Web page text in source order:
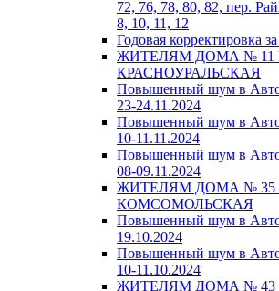
72, 76, 78, 80, 82, пер.
8, 10, 11, 12
Годовая корректировка
ЖИТЕЛЯМ ДОМА № 11
КРАСНОУРАЛЬСКАЯ
Повышенный шум в
23-24.11.2024
Повышенный шум в
10-11.11.2024
Повышенный шум в
08-09.11.2024
ЖИТЕЛЯМ ДОМА № 35
КОМСОМОЛЬСКАЯ
Повышенный шум в
19.10.2024
Повышенный шум в
10-11.10.2024
ЖИТЕЛЯМ ДОМА № 43